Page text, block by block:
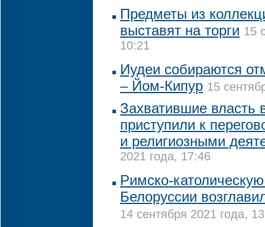
Предметы из
выставят на торги 15
10:21
Иудеи собираются
– Йом-Кипур 15
Захватившие власть
приступили к
и религиозными
2021 года, 17:46
Римско-
Белоруссии
14 сентября 2021 года,